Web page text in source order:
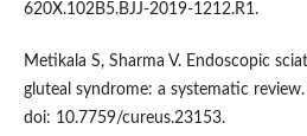
620X.102B5.BJJ-2019-1212.R1.
Metikala S, Sharma V. Endoscopic
gluteal syndrome: a systematic
doi: 10.7759/cureus.23153.